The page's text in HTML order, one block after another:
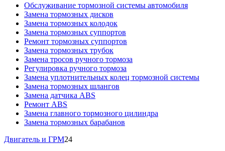
Обслуживание тормозной системы автомобиля
Замена тормозных дисков
Замена тормозных колодок
Замена тормозных суппортов
Ремонт тормозных суппортов
Замена тормозных трубок
Замена тросов ручного тормоза
Регулировка ручного тормоза
Замена уплотнительных колец тормозной системы
Замена тормозных шлангов
Замена датчика ABS
Ремонт ABS
Замена главного тормозного цилиндра
Замена тормозных барабанов
Двигатель и ГРМ24